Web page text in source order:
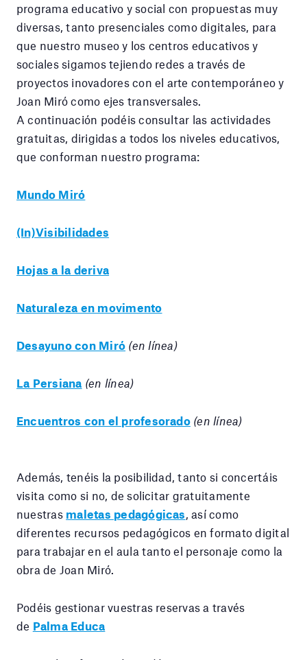
programa educativo y social con propuestas muy
diversas, tanto presenciales como digitales, para
que nuestro museo y los centros educativos y
sociales sigamos tejiendo redes a través de
proyectos inovadores con el arte contemporáneo y
Joan Miró como ejes transversales.
A continuación podéis consultar las actividades
gratuitas, dirigidas a todos los niveles educativos,
que conforman nuestro programa:
Mundo Miró
(In)Visibilidades
Hojas a la deriva
Naturaleza en movimento
Desayuno con Miró (en línea)
La Persiana (en línea)
Encuentros con el profesorado (en línea)
Además, tenéis la posibilidad, tanto si concertáis
visita como si no, de solicitar gratuitamente
nuestras maletas pedagógicas , así como
diferentes recursos pedagógicos en formato digital
para trabajar en el aula tanto el personaje como la
obra de Joan Miró.
Podéis gestionar vuestras reservas a través
de Palma Educa